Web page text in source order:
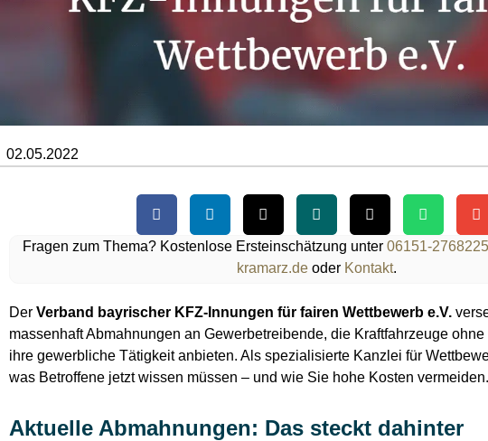
02.05.2022
Fragen zum Thema? Kostenlose Ersteinschätzung unter 06151-
kramarz.deoder Kontakt.
Der Verband bayrischer KFZ-Innungen für fairen Wettbewerb e.V.
massenhaft Abmahnungen an Gewerbetreibende, die Kraftfahrzeuge
ihre gewerbliche Tätigkeit anbieten. Als spezialisierte Kanzlei für
was Betroffene jetzt wissen müssen – und wie Sie hohe Kosten vermeiden.
Aktuelle Abmahnungen: Das steckt dahinter